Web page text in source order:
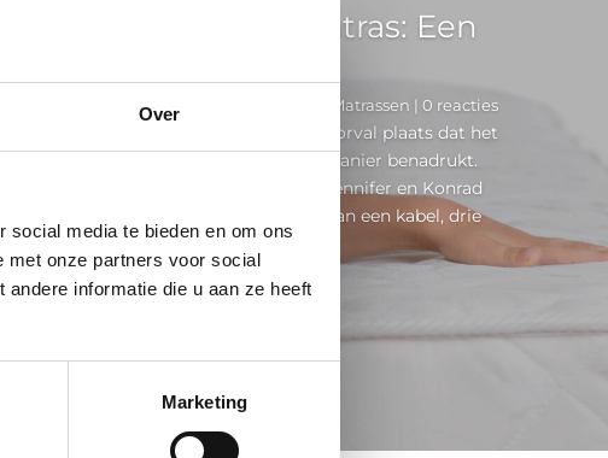
Over
media te bieden en om ons
met onze partners voor social
informatie die u aan ze heeft
Marketing
belang van een matras: Een
Slaapexpert redactie Matrassen | 0 reacties
maart 2014 vond er een opmerkelijk voorval plaats dat het
van een matras op een bijzondere manier benadrukt.
hun verhuizing in Californië zagen Jennifer en Konrad
een kleuter van vier jaar bungelen aan een kabel, drie
verdiepingen boven de...